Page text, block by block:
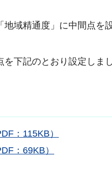
域精通度」に中間点を
下記のとおり設定しま
：115KB）
：69KB）